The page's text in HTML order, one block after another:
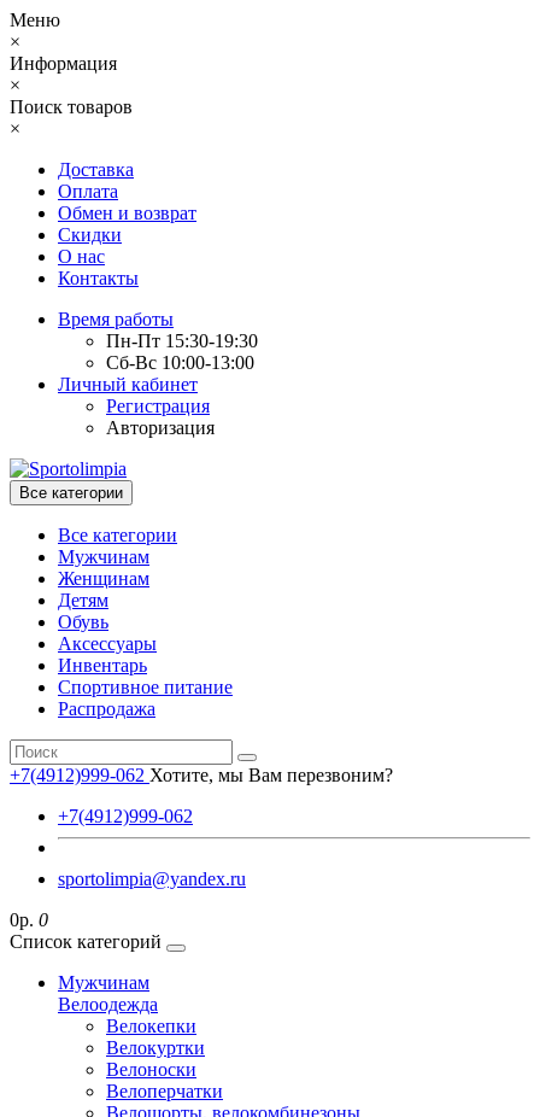
Меню
×
Информация
×
Поиск товаров
×
Доставка
Оплата
Обмен и возврат
Скидки
О нас
Контакты
Время работы
Пн-Пт 15:30-19:30
Сб-Вс 10:00-13:00
Личный кабинет
Регистрация
Авторизация
Все категории
Все категории
Мужчинам
Женщинам
Детям
Обувь
Аксессуары
Инвентарь
Спортивное питание
Распродажа
+7(4912)999-062 Хотите, мы Вам перезвоним?
+7(4912)999-062
sportolimpia@yandex.ru
0р. 0
Список категорий
Мужчинам
Велоодежда
Велокепки
Велокуртки
Велоноски
Велоперчатки
Велошорты, велокомбинезоны